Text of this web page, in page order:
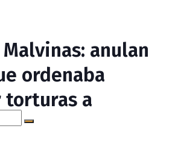
anulan
ordenaba
torturas a